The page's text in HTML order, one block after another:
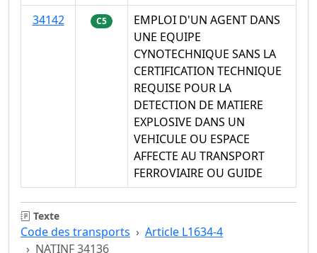
34142
C5
EMPLOI D'UN AGENT DANS
UNE EQUIPE
CYNOTECHNIQUE SANS LA
CERTIFICATION TECHNIQUE
REQUISE POUR LA
DETECTION DE MATIERE
EXPLOSIVE DANS UN
VEHICULE OU ESPACE
AFFECTE AU TRANSPORT
FERROVIAIRE OU GUIDE
Texte
Code des transports
Article L1634-4
NATINF 34136